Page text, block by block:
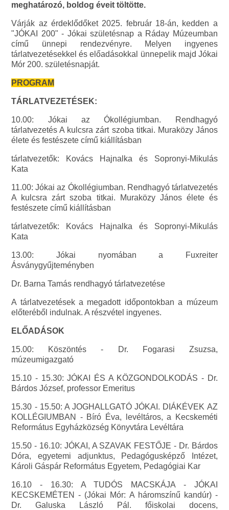
meghatározó, boldog éveit töltötte.
Várják az érdeklődőket 2025. február 18-án, kedden a
"JÓKAI 200" - Jókai születésnap a Ráday Múzeumban
című ünnepi rendezvényre. Melyen ingyenes
tárlatvezetésekkel és előadásokkal ünnepelik majd Jókai
Mór 200. születésnapját.
PROGRAM
TÁRLATVEZETÉSEK:
10.00: Jókai az Ókollégiumban. Rendhagyó
tárlatvezetés A kulcsra zárt szoba titkai. Muraközy János
élete és festészete című kiállításban
tárlatvezetők: Kovács Hajnalka és Sopronyi-Mikulás
Kata
11.00: Jókai az Ókollégiumban. Rendhagyó tárlatvezetés
A kulcsra zárt szoba titkai. Muraközy János élete és
festészete című kiállításban
tárlatvezetők: Kovács Hajnalka és Sopronyi-Mikulás
Kata
13.00: Jókai nyomában a Fuxreiter
Ásványgyűjteményben
Dr. Barna Tamás rendhagyó tárlatvezetése
A tárlatvezetések a megadott időpontokban a múzeum
előteréből indulnak. A részvétel ingyenes.
ELŐADÁSOK
15.00: Köszöntés - Dr. Fogarasi Zsuzsa,
múzeumigazgató
15.10 - 15.30: JÓKAI ÉS A KÖZGONDOLKODÁS - Dr.
Bárdos József, professor Emeritus
15.30 - 15.50: A JOGHALLGATÓ JÓKAI. DIÁKÉVEK AZ
KOLLÉGIUMBAN - Bíró Éva, levéltáros, a Kecskeméti
Református Egyházközség Könyvtára Levéltára
15.50 - 16.10: JÓKAI, A SZAVAK FESTŐJE - Dr. Bárdos
Dóra, egyetemi adjunktus, Pedagógusképző Intézet,
Károli Gáspár Református Egyetem, Pedagógiai Kar
16.10 - 16.30: A TUDÓS MACSKÁJA - JÓKAI
KECSKEMÉTEN - (Jókai Mór: A háromszínű kandúr) -
Dr. Galuska László Pál. főiskolai docens,